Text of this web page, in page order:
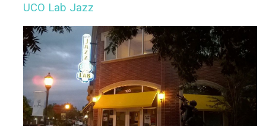
UCO Lab Jazz